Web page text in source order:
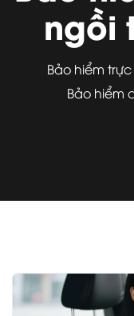
ngồi
Bảo hiểm
Bảo hiểm